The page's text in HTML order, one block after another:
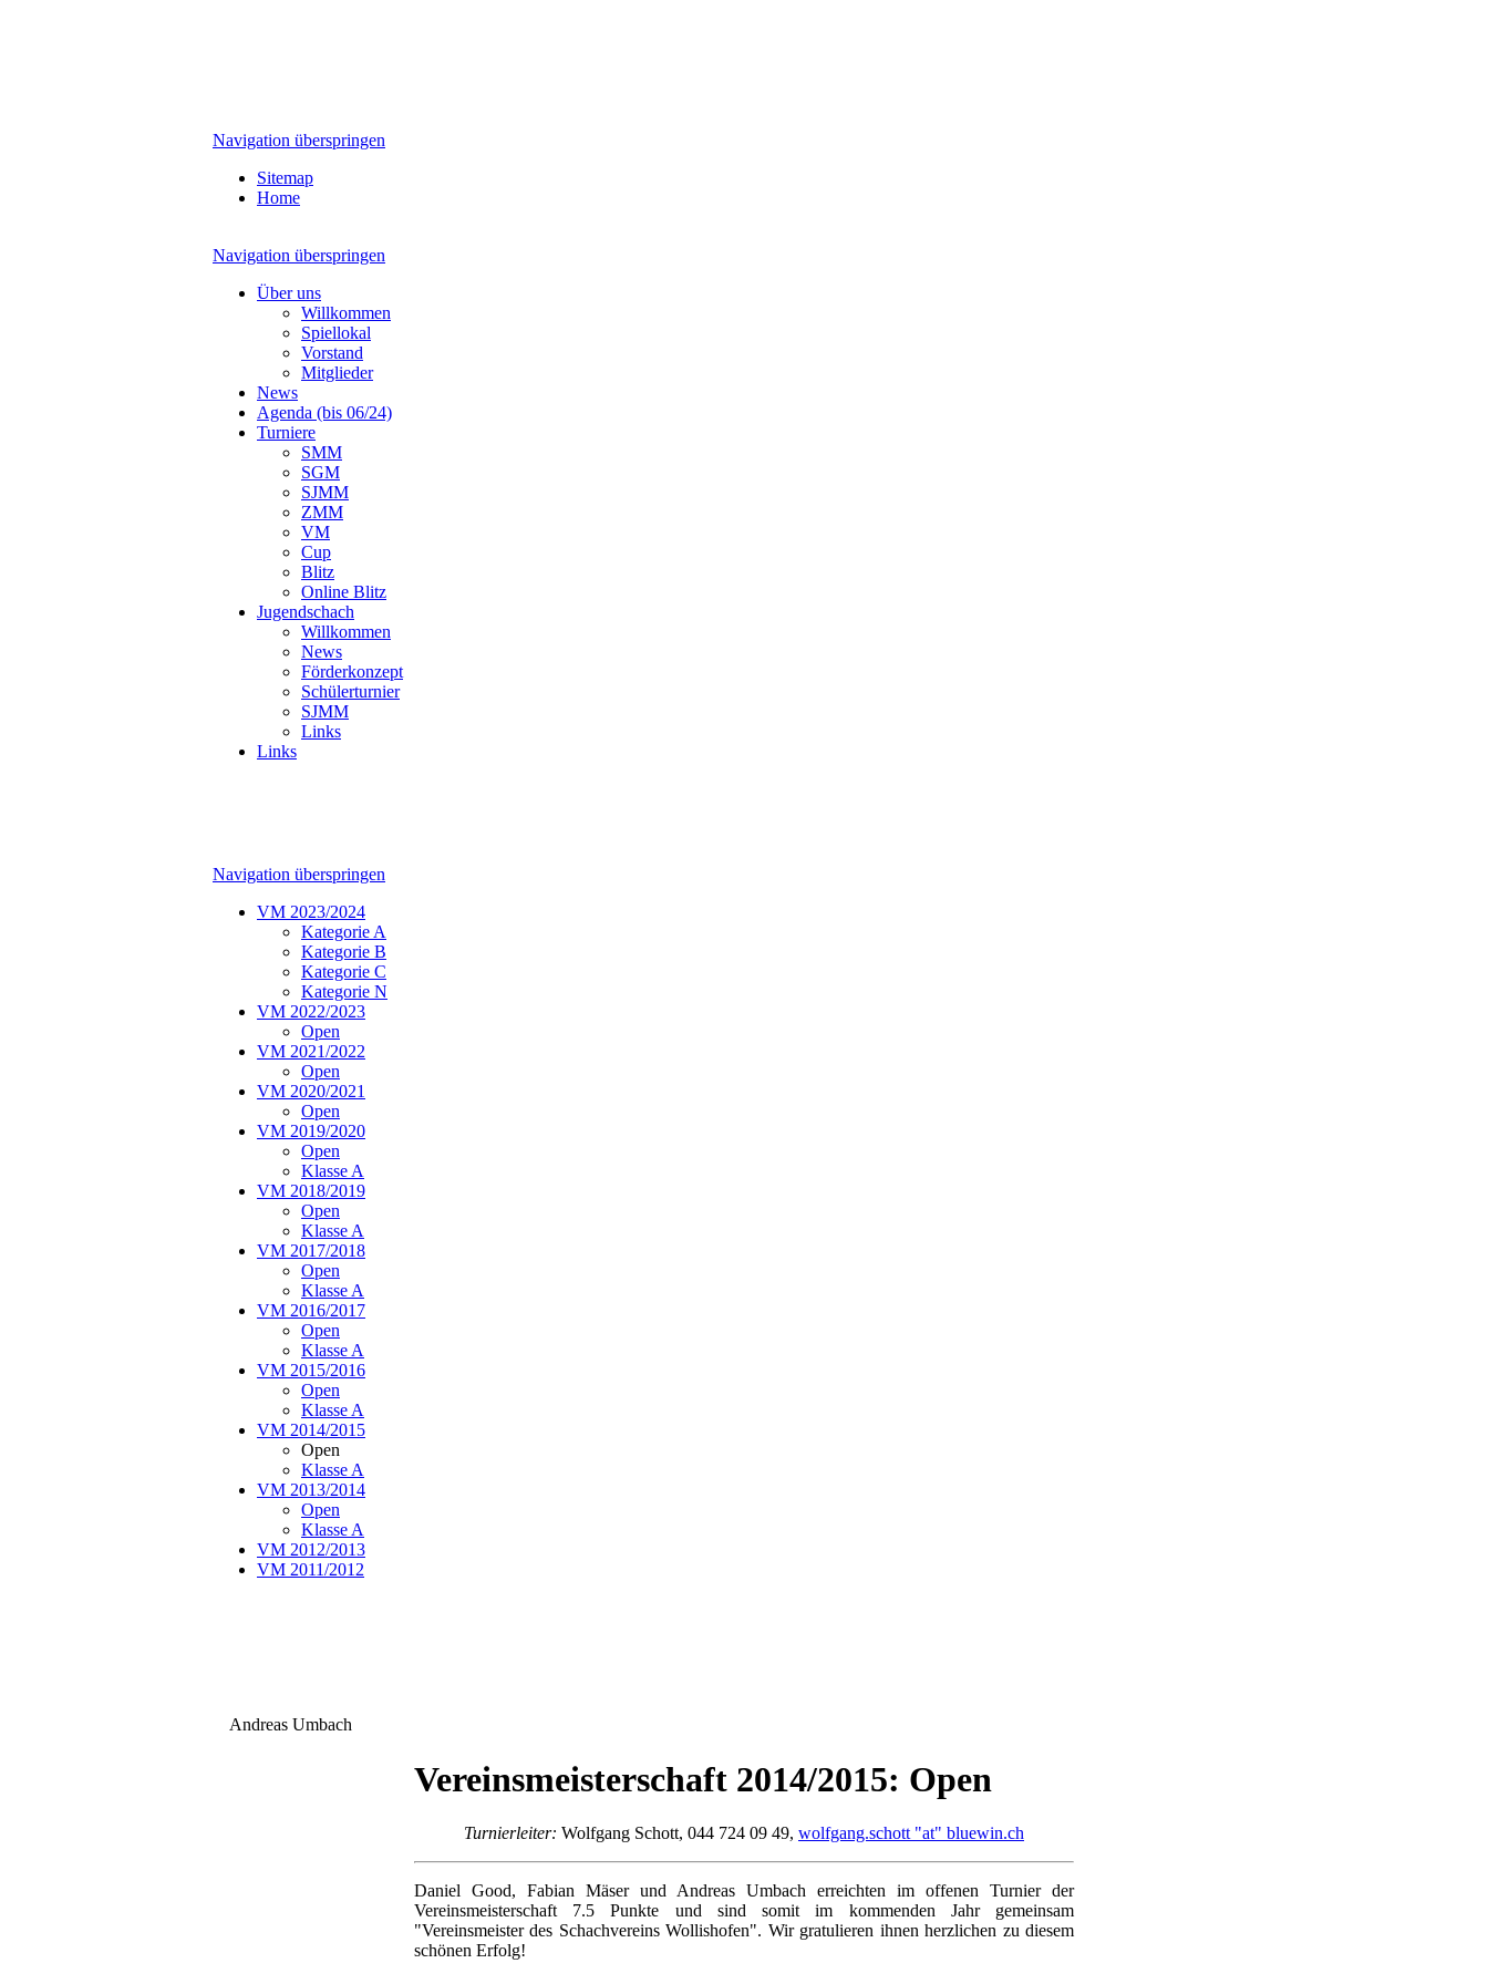
Navigation überspringen
Sitemap
Home
Navigation überspringen
Über uns
Willkommen
Spiellokal
Vorstand
Mitglieder
News
Agenda (bis 06/24)
Turniere
SMM
SGM
SJMM
ZMM
VM
Cup
Blitz
Online Blitz
Jugendschach
Willkommen
News
Förderkonzept
Schülerturnier
SJMM
Links
Links
Navigation überspringen
VM 2023/2024
Kategorie A
Kategorie B
Kategorie C
Kategorie N
VM 2022/2023
Open
VM 2021/2022
Open
VM 2020/2021
Open
VM 2019/2020
Open
Klasse A
VM 2018/2019
Open
Klasse A
VM 2017/2018
Open
Klasse A
VM 2016/2017
Open
Klasse A
VM 2015/2016
Open
Klasse A
VM 2014/2015
Open
Klasse A
VM 2013/2014
Open
Klasse A
VM 2012/2013
VM 2011/2012
Andreas Umbach
Vereinsmeisterschaft 2014/2015: Open
Turnierleiter: Wolfgang Schott, 044 724 09 49, wolfgang.schott "at" bluewin.ch
Daniel Good, Fabian Mäser und Andreas Umbach erreichten im offenen Turnier der
Vereinsmeisterschaft 7.5 Punkte und sind somit im kommenden Jahr gemeinsam
"Vereinsmeister des Schachvereins Wollishofen". Wir gratulieren ihnen herzlichen zu diesem
schönen Erfolg!